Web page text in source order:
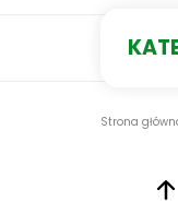
Strona